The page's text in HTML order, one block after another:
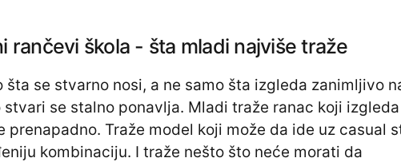
rančevi škola - šta mladi najviše traže
šta se stvarno nosi, a ne samo šta izgleda zanimljivo
stvari se stalno ponavlja. Mladi traže ranac koji izgleda
prenapadno. Traže model koji može da ide uz casual
kombinaciju. I traže nešto što neće morati da